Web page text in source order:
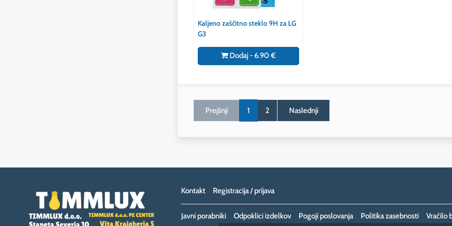
Kaljeno zaščitno steklo 9H za LG
G3
Dodaj - 6.90 €
Prejšnji 1 2 Naslednji
Kontakt Registracija / prijava
Javni porabniki Odpoklici izdelkov Pogoji poslovanja Politika zasebnosti Vračilo